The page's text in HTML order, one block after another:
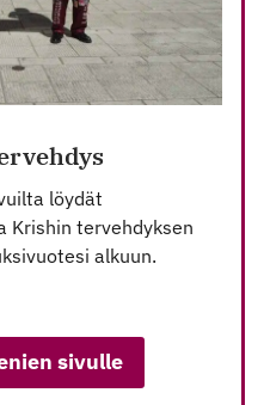
löydät
Krishin tervehdyksen
alkuun.
sivulle